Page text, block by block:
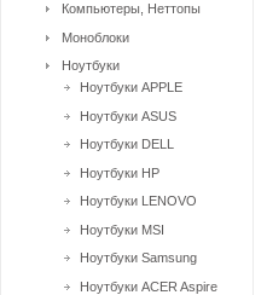
Компьютеры, Неттопы
Моноблоки
Ноутбуки
Ноутбуки APPLE
Ноутбуки ASUS
Ноутбуки DELL
Ноутбуки HP
Ноутбуки LENOVO
Ноутбуки MSI
Ноутбуки Samsung
Ноутбуки ACER Aspire